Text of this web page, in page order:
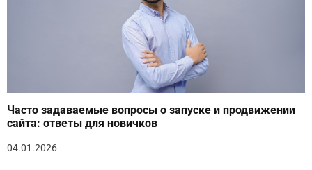
Часто задаваемые вопросы о запуске и продвижении
сайта: ответы для новичков
04.01.2026